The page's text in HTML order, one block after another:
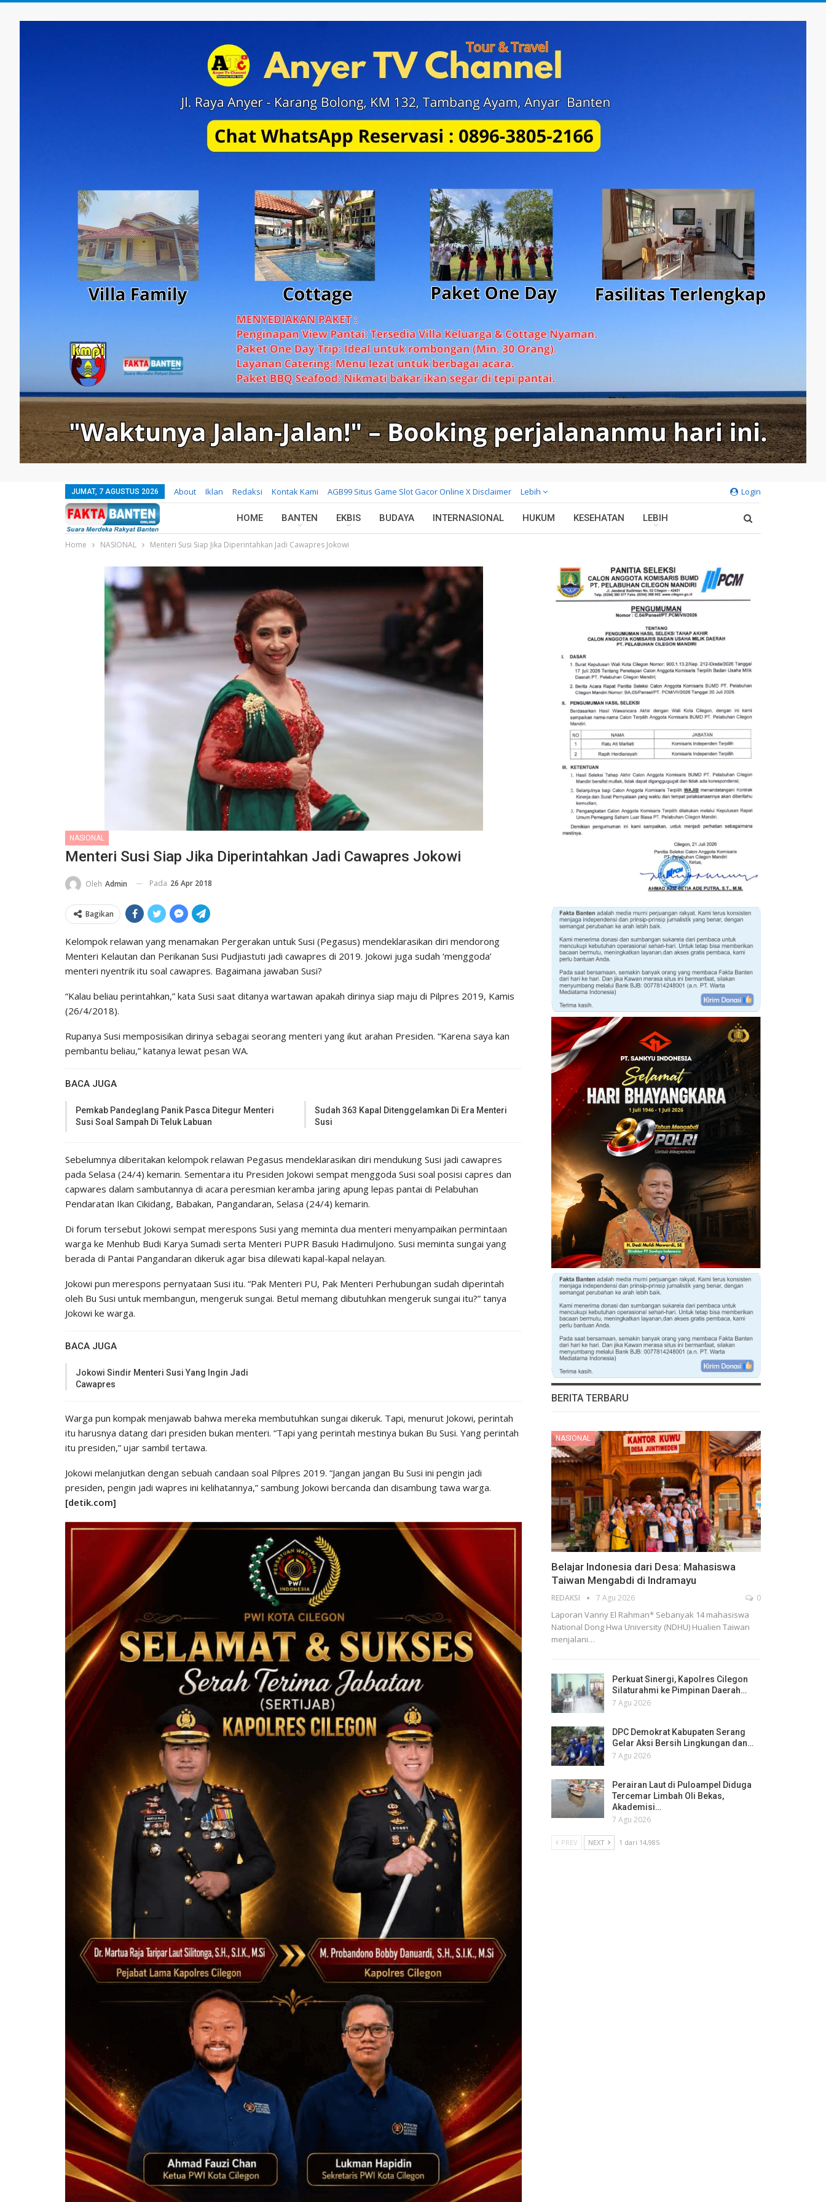
Login
JUMAT, 7 AGUSTUS 2026 About Iklan Redaksi Kontak Kami AGB99 Situs Game Slot Gacor Online X Disclaimer Lebih
HOME BANTEN EKBIS BUDAYA INTERNASIONAL HUKUM KESEHATAN LEBIH
Home NASIONAL Menteri Susi Siap Jika Diperintahkan Jadi Cawapres Jokowi
NASIONAL
Menteri Susi Siap Jika Diperintahkan Jadi Cawapres Jokowi
Oleh Admin Pada 26 Apr 2018
Bagikan
Kelompok relawan yang menamakan Pergerakan untuk Susi (Pegasus) mendeklarasikan diri mendorong
Menteri Kelautan dan Perikanan Susi Pudjiastuti jadi cawapres di 2019. Jokowi juga sudah ‘menggoda’
menteri nyentrik itu soal cawapres. Bagaimana jawaban Susi?
“Kalau beliau perintahkan,” kata Susi saat ditanya wartawan apakah dirinya siap maju di Pilpres 2019, Kamis
(26/4/2018).
Rupanya Susi memposisikan dirinya sebagai seorang menteri yang ikut arahan Presiden. “Karena saya kan
pembantu beliau,” katanya lewat pesan WA.
BACA JUGA
Pemkab Pandeglang Panik Pasca Ditegur Menteri
Susi Soal Sampah Di Teluk Labuan
Sudah 363 Kapal Ditenggelamkan Di Era Menteri
Susi
Sebelumnya diberitakan kelompok relawan Pegasus mendeklarasikan diri mendukung Susi jadi cawapres
pada Selasa (24/4) kemarin. Sementara itu Presiden Jokowi sempat menggoda Susi soal posisi capres dan
capwares dalam sambutannya di acara peresmian keramba jaring apung lepas pantai di Pelabuhan
Pendaratan Ikan Cikidang, Babakan, Pangandaran, Selasa (24/4) kemarin.
Di forum tersebut Jokowi sempat merespons Susi yang meminta dua menteri menyampaikan permintaan
warga ke Menhub Budi Karya Sumadi serta Menteri PUPR Basuki Hadimuljono. Susi meminta sungai yang
berada di Pantai Pangandaran dikeruk agar bisa dilewati kapal-kapal nelayan.
Jokowi pun merespons pernyataan Susi itu. “Pak Menteri PU, Pak Menteri Perhubungan sudah diperintah
oleh Bu Susi untuk membangun, mengeruk sungai. Betul memang dibutuhkan mengeruk sungai itu?” tanya
Jokowi ke warga.
BACA JUGA
Jokowi Sindir Menteri Susi Yang Ingin Jadi
Cawapres
Warga pun kompak menjawab bahwa mereka membutuhkan sungai dikeruk. Tapi, menurut Jokowi, perintah
itu harusnya datang dari presiden bukan menteri. “Tapi yang perintah mestinya bukan Bu Susi. Yang perintah
itu presiden,” ujar sambil tertawa.
Jokowi melanjutkan dengan sebuah candaan soal Pilpres 2019. “Jangan jangan Bu Susi ini pengin jadi
presiden, pengin jadi wapres ini kelihatannya,” sambung Jokowi bercanda dan disambung tawa warga.
[detik.com]
BERITA TERBARU
NASIONAL
Belajar Indonesia dari Desa: Mahasiswa
Taiwan Mengabdi di Indramayu
REDAKSI 7 Agu 2026 0
Laporan Vanny El Rahman* Sebanyak 14 mahasiswa
National Dong Hwa University (NDHU) Hualien Taiwan
menjalani…
Perkuat Sinergi, Kapolres Cilegon
Silaturahmi ke Pimpinan Daerah…
7 Agu 2026
DPC Demokrat Kabupaten Serang
Gelar Aksi Bersih Lingkungan dan…
7 Agu 2026
Perairan Laut di Puloampel Diduga
Tercemar Limbah Oli Bekas,
Akademisi…
7 Agu 2026
PREV NEXT 1 dari 14,985